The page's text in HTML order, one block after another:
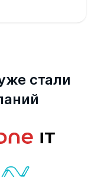
стали